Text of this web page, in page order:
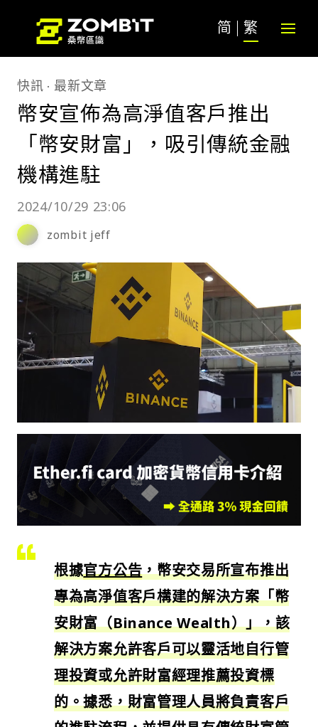
简 繁
快訊 最新文章
幣安宣佈為高淨值客戶推出
「幣安財富」，吸引傳統金融
機構進駐
2024/10/29 23:06
zombit jeff
根據官方公告，幣安交易所宣布推出
專為高淨值客戶構建的解決方案「幣
安財富（Binance Wealth）」，該
解決方案允許客戶可以靈活地自行管
理投資或允許財富經理推薦投資標
的。據悉，財富管理人員將負責客戶